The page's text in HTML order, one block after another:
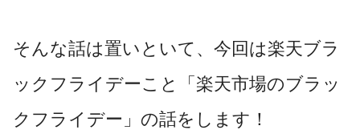
そんな話は置いといて、今回は楽天ブラ
ックフライデーこと「楽天市場のブラッ
クフライデー」の話をします！